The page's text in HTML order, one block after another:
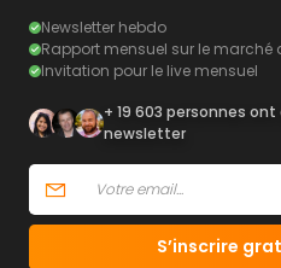
Newsletter hebdo
Rapport mensuel sur le marché
Invitation pour le live mensuel
+ 19 603 personnes
newsletter
S’inscrire